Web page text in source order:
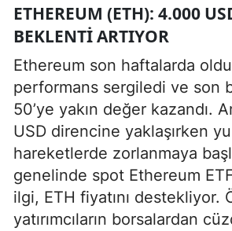
ETHEREUM (ETH): 4.000
BEKLENTI ARTIYOR
Ethereum son haftalarda
performans sergiledi ve son
50’ye yakın değer kazandı.
USD direncine yaklaşırken
hareketlerde zorlanmaya
genelinde spot Ethereum
ilgi, ETH fiyatını destekliyor.
yatırımcıların borsalardan